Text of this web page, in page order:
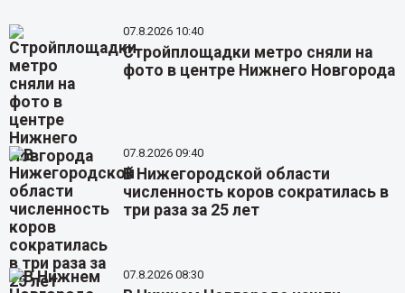
07.8.2026 10:40
Стройплощадки метро сняли на
фото в центре Нижнего Новгорода
07.8.2026 09:40
В Нижегородской области
численность коров сократилась в
три раза за 25 лет
07.8.2026 08:30